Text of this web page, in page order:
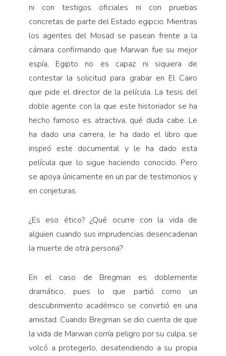
ni con testigos oficiales ni con pruebas
concretas de parte del Estado egipcio. Mientras
los agentes del Mosad se pasean frente a la
cámara confirmando que Marwan fue su mejor
espía, Egipto no es capaz ni siquiera de
contestar la solicitud para grabar en El Cairo
que pide el director de la película. La tesis del
doble agente con la que este historiador se ha
hecho famoso es atractiva, qué duda cabe. Le
ha dado una carrera, le ha dado el libro que
inspiró este documental y le ha dado esta
película que lo sigue haciendo conocido. Pero
se apoya únicamente en un par de testimonios y
en conjeturas.
¿Es eso ético? ¿Qué ocurre con la vida de
alguien cuando sus imprudencias desencadenan
la muerte de otra persona?
En el caso de Bregman es doblemente
dramático, pues lo que partió como un
descubrimiento académico se convirtió en una
amistad. Cuando Bregman se dio cuenta de que
la vida de Marwan corría peligro por su culpa, se
volcó a protegerlo, desatendiendo a su propia